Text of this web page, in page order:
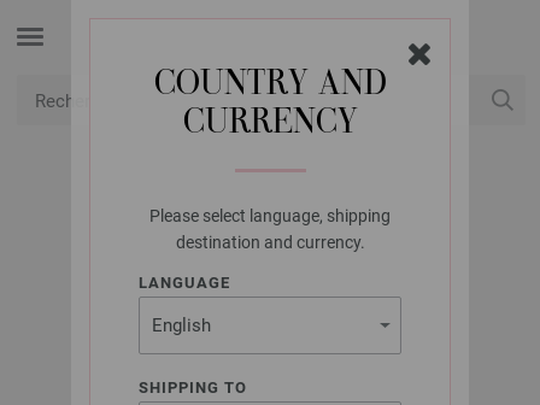
COUNTRY AND
CURRENCY
Please select language, shipping
destination and currency.
LANGUAGE
SHIPPING TO
LANA GROSSA
CINQUE MULTI